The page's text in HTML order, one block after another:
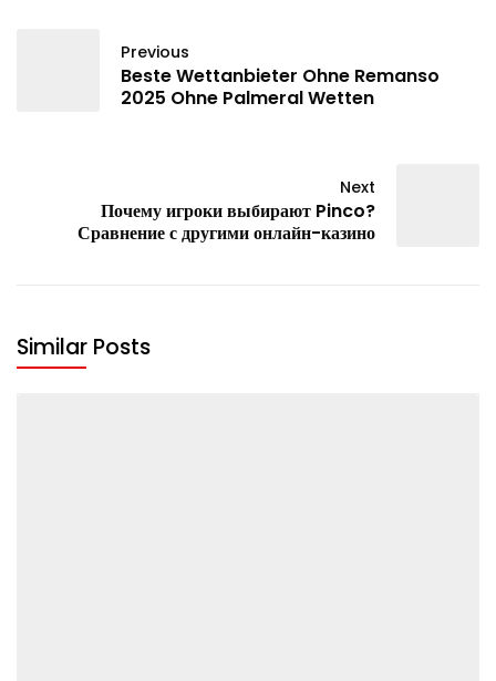
Previous
Beste Wettanbieter Ohne Remanso
2025 Ohne Palmeral Wetten
Next
Почему игроки выбирают Pinco?
Сравнение с другими онлайн-казино
Similar Posts